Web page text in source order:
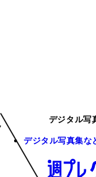
デジタル写
デジタル写真集な